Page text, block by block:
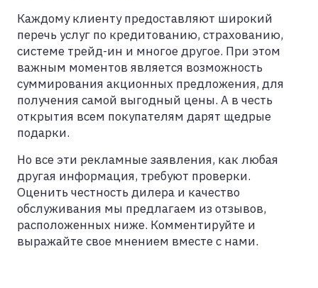
Каждому клиенту предоставляют широкий
перечь услуг по кредитованию, страхованию,
системе трейд-ин и многое другое. При этом
важным моментов является возможность
суммирования акционных предложения, для
получения самой выгодный цены. А в честь
открытия всем покупателям дарят щедрые
подарки.
Но все эти рекламные заявления, как любая
другая информация, требуют проверки.
Оценить честность дилера и качество
обслуживания мы предлагаем из отзывов,
расположенных ниже. Комментируйте и
выражайте свое мнением вместе с нами.